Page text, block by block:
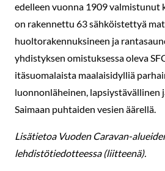
edelleen vuonna 1909 valmistunut
on rakennettu 63 sähköistettyä
huoltorakennuksineen ja
yhdistyksen omistuksessa oleva
itäsuomalaista maalaisidylliä
luonnonläheinen, lapsiystävällinen
Saimaan puhtaiden vesien äärellä.
Lisätietoa Vuoden Caravan-
lehdistötiedotteessa (liitteenä).